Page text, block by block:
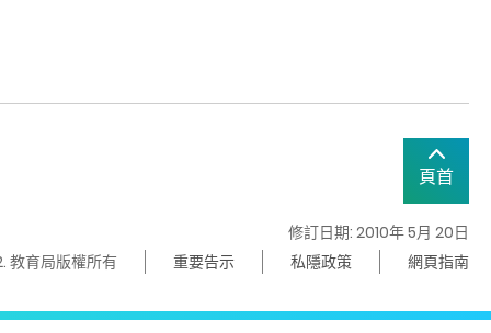
頁首
修訂日期: 2010年 5月 20日
教育局版權所有
重要告示 私隱政策 網頁指南